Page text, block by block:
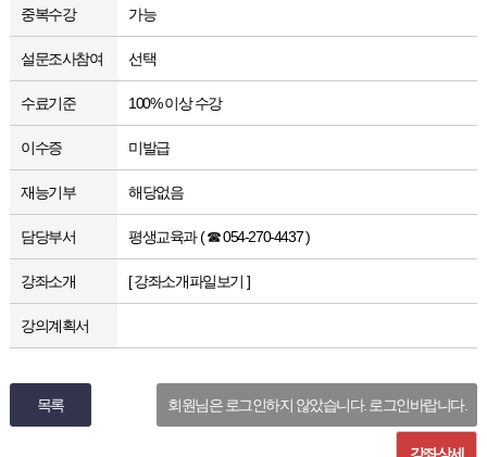
중복수강 가능
설문조사참여 선택
수료기준 100% 이상 수강
이수증 미발급
재능기부 해당없음
담당부서 평생교육과 ( ☎ 054-270-4437 )
강좌소개 [ 강좌소개파일보기 ]
강의계획서
목록 회원님은 로그인하지 않았습니다. 로그인바랍니다.